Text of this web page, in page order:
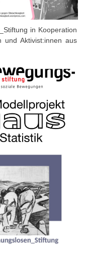
in Kooperation
und Aktivist:innen aus